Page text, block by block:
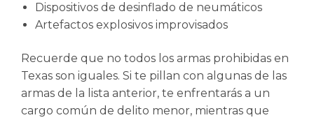
Dispositivos de desinflado de neumáticos
Artefactos explosivos improvisados
Recuerde que no todos los armas prohibidas en
Texas son iguales. Si te pillan con algunas de las
armas de la lista anterior, te enfrentarás a un
cargo común de delito menor, mientras que